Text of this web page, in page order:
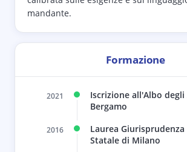
mandante.
Formazione
2021
Iscrizione all'Albo
Bergamo
2016
Laurea
Statale di Milano